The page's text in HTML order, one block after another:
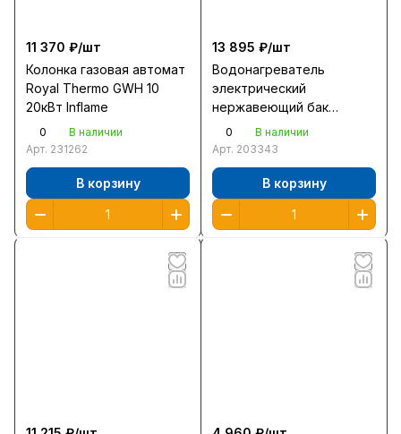
11 370 ₽/шт
Колонка газовая автомат
Royal Thermo GWH 10
20кВт Inflame
0
В наличии
Арт. 231262
В корзину
13 895 ₽/шт
Водонагреватель
электрический
нержавеющий бак
плоский 80л Ballu BWH/S
80 Rodon 2,0кВт нагр 3ч
0
В наличии
Арт. 203343
В корзину